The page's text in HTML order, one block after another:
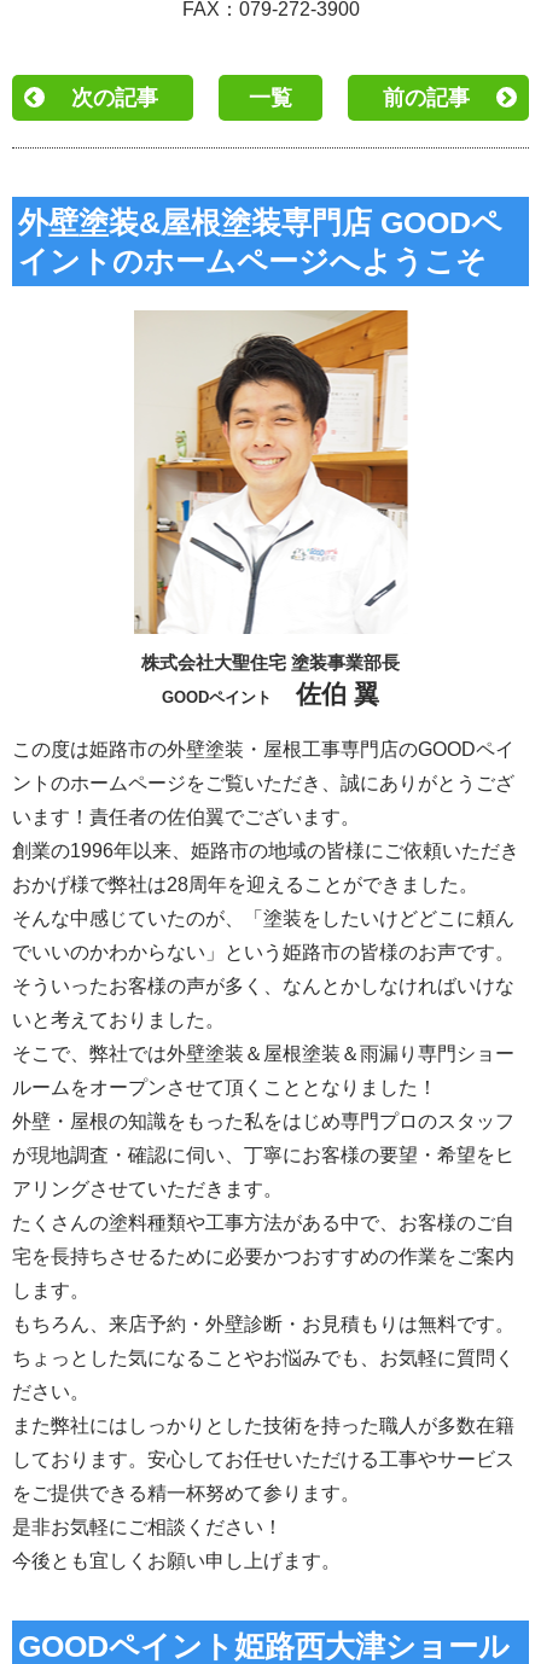
FAX：079-272-3900
次の記事 一覧 前の記事
外壁塗装&屋根塗装専門店 GOODペ
イントのホームページへようこそ
株式会社大聖住宅 塗装事業部長
GOODペイント 佐伯 翼
この度は姫路市の外壁塗装・屋根工事専門店のGOODペイ
ントのホームページをご覧いただき、誠にありがとうござ
います！責任者の佐伯翼でございます。
創業の1996年以来、姫路市の地域の皆様にご依頼いただき
おかげ様で弊社は28周年を迎えることができました。
そんな中感じていたのが、「塗装をしたいけどどこに頼ん
でいいのかわからない」という姫路市の皆様のお声です。
そういったお客様の声が多く、なんとかしなければいけな
いと考えておりました。
そこで、弊社では外壁塗装＆屋根塗装＆雨漏り専門ショー
ルームをオープンさせて頂くこととなりました！
外壁・屋根の知識をもった私をはじめ専門プロのスタッフ
が現地調査・確認に伺い、丁寧にお客様の要望・希望をヒ
アリングさせていただきます。
たくさんの塗料種類や工事方法がある中で、お客様のご自
宅を長持ちさせるために必要かつおすすめの作業をご案内
します。
もちろん、来店予約・外壁診断・お見積もりは無料です。
ちょっとした気になることやお悩みでも、お気軽に質問く
ださい。
また弊社にはしっかりとした技術を持った職人が多数在籍
しております。安心してお任せいただける工事やサービス
をご提供できる精一杯努めて参ります。
是非お気軽にご相談ください！
今後とも宜しくお願い申し上げます。
GOODペイント姫路西大津ショール